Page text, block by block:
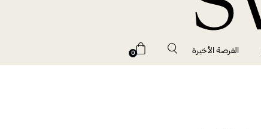
الفرصة الأخيرة 0